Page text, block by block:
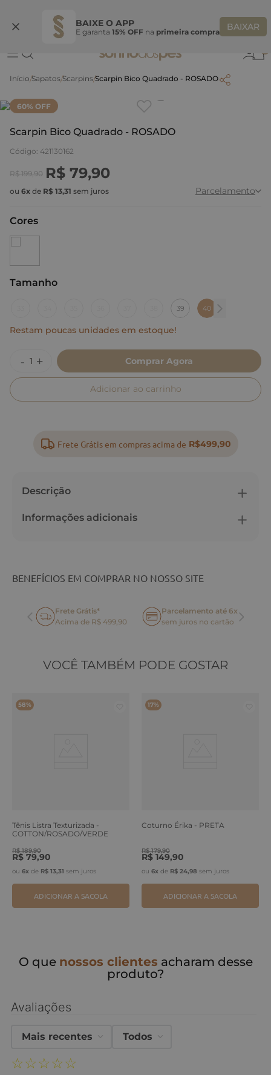
BAIXE O APP
E garanta 15% OFF na primeira compra BAIXAR
Ganhe 10% OFF na coleção utilizando o código do seu vendedor*
Sapatos Scarpins Scarpin Bico Quadrado - ROSADO
60% OFF
Scarpin Bico Quadrado - ROSADO
Código: 421130162
R$ 199,90 R$ 79,90
ou 6x de R$ 13,31 sem juros Parcelamento
Cores
Tamanho
39 40
Restam poucas unidades em estoque!
Comprar Agora
Adicionar ao carrinho
Frete Grátis em compras acima de R$499,90
Descrição
Informações adicionais
BENEFÍCIOS EM COMPRAR NO NOSSO SITE
Frete Grátis*
Acima de R$ 499,90
Parcelamento até 6x
sem juros no cartão
VOCÊ TAMBÉM PODE GOSTAR
58%
Tênis Listra Texturizada -
COTTON/ROSADO/VERDE
R$ 189,90
R$ 79,90
ou 6x de R$ 13,31 sem juros
ADICIONAR A SACOLA
17%
Coturno Érika - PRETA
R$ 179,90
R$ 149,90
ou 6x de R$ 24,98 sem juros
ADICIONAR A SACOLA
O que nossos clientes acharam desse
produto?
Avaliações
☆☆☆☆☆
Mais recentes Todos